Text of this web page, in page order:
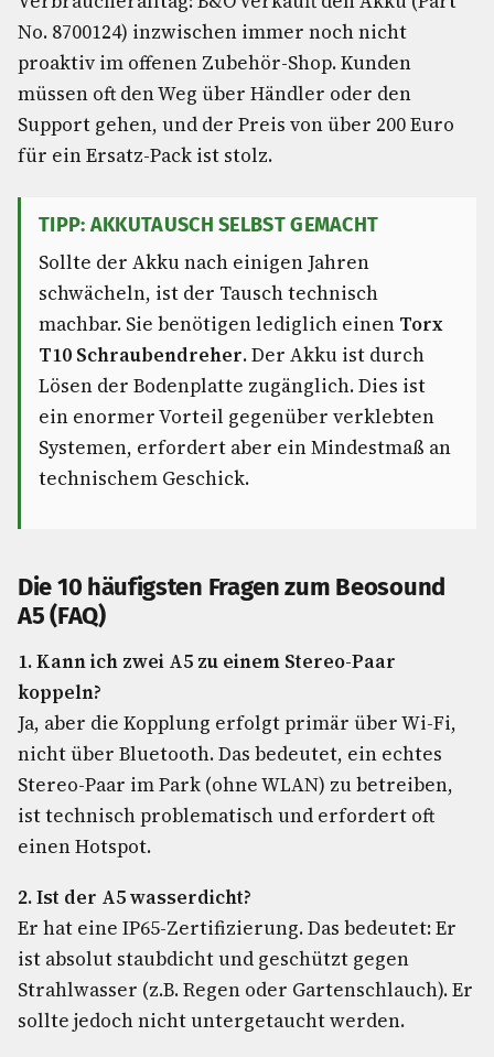
No. 8700124) inzwischen immer noch nicht
proaktiv im offenen Zubehör-Shop. Kunden
müssen oft den Weg über Händler oder den
Support gehen, und der Preis von über 200 Euro
für ein Ersatz-Pack ist stolz.
TIPP: AKKUTAUSCH SELBST GEMACHT
Sollte der Akku nach einigen Jahren
schwächeln, ist der Tausch technisch
machbar. Sie benötigen lediglich einen Torx
T10 Schraubendreher. Der Akku ist durch
Lösen der Bodenplatte zugänglich. Dies ist
ein enormer Vorteil gegenüber verklebten
Systemen, erfordert aber ein Mindestmaß an
technischem Geschick.
Die 10 häufigsten Fragen zum Beosound
A5 (FAQ)
1. Kann ich zwei A5 zu einem Stereo-Paar
koppeln?
Ja, aber die Kopplung erfolgt primär über Wi-Fi,
nicht über Bluetooth. Das bedeutet, ein echtes
Stereo-Paar im Park (ohne WLAN) zu betreiben,
ist technisch problematisch und erfordert oft
einen Hotspot.
2. Ist der A5 wasserdicht?
Er hat eine IP65-Zertifizierung. Das bedeutet: Er
ist absolut staubdicht und geschützt gegen
Strahlwasser (z.B. Regen oder Gartenschlauch). Er
sollte jedoch nicht untergetaucht werden.